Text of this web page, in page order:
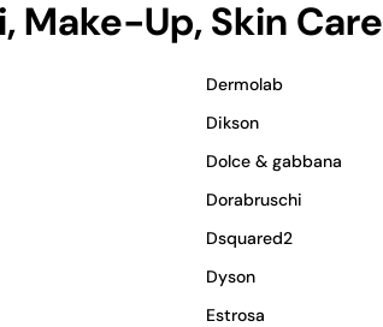
Make-Up, Skin Care
Dermolab
Dikson
Dolce & gabbana
Dorabruschi
Dsquared2
Dyson
Estrosa